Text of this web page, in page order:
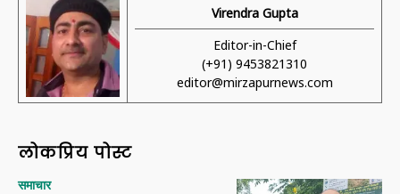
Virendra Gupta
Editor-in-Chief
(+91) 9453821310
editor@mirzapurnews.com
लोकप्रिय पोस्ट
समाचार